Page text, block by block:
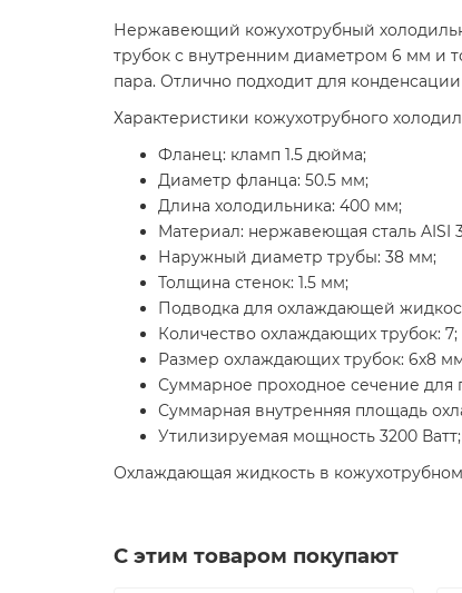
Нержавеющий кожухотрубный
трубок с внутренним диаметром 6 мм и
пара. Отлично подходит для
Характеристики кожухотрубного
Фланец: кламп 1.5 дюйма;
Диаметр фланца: 50.5 мм;
Длина холодильника: 400 мм;
Материал: нержавеющая сталь AISI
Наружный диаметр трубы: 38 мм;
Толщина стенок: 1.5 мм;
Подводка для охлаждающей
Количество охлаждающих трубок: 7;
Размер охлаждающих трубок: 6x8
Суммарное проходное сечение для
Суммарная внутренняя площадь
Утилизируемая мощность 3200 Ватт;
Охлаждающая жидкость в
С этим товаром покупают